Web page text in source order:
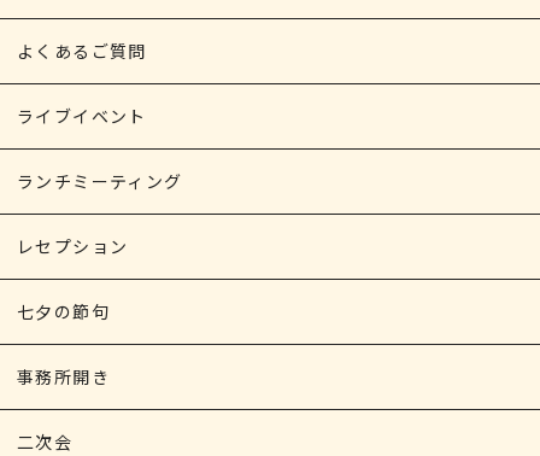
よくあるご質問
ライブイベント
ランチミーティング
レセプション
七夕の節句
事務所開き
二次会